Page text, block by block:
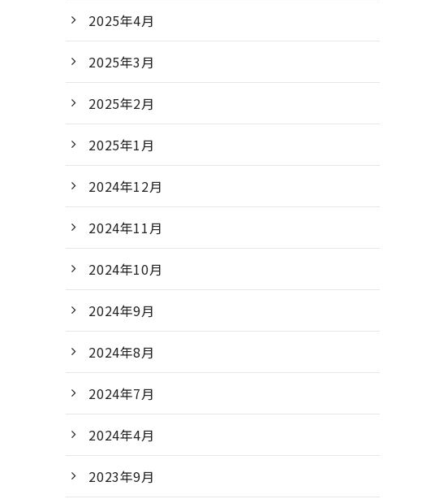
2025年4月
2025年3月
2025年2月
2025年1月
2024年12月
2024年11月
2024年10月
2024年9月
2024年8月
2024年7月
2024年4月
2023年9月